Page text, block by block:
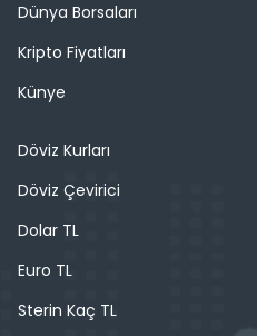
Dünya Borsaları
Kripto Fiyatları
Künye
Döviz Kurları
Döviz Çevirici
Dolar TL
Euro TL
Sterin Kaç TL